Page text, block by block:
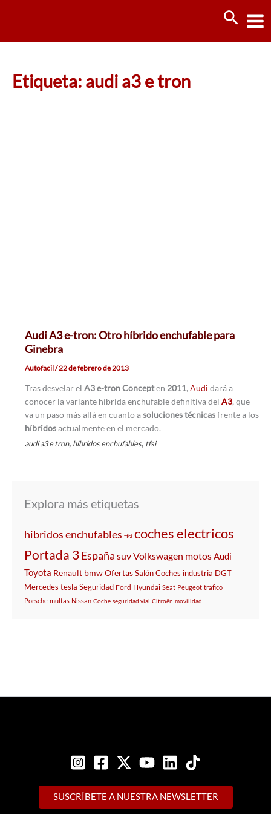
Etiqueta: audi a3 e tron
Audi A3 e-tron: Otro híbrido enchufable para
Ginebra
Autofacil/22 de febrero de 2013
Tras desvelar el A3 e-tron Concepten 2011, Audi dará a
conocer la variante híbrida enchufable definitiva del A3, que
va un paso más allá en cuanto asoluciones técnicasfrente a los
híbridosactualmente en el mercado.
audi a3 e tron, hibridos enchufables, tfsi
Explora más etiquetas
hibridos enchufables tfsi coches electricos
Portada 3España suvVolkswagen motosAudi
Toyota Renault bmwOfertasSalónCoches industria DGT
Mercedes tesla Seguridad Ford Hyundai Seat Peugeot trafico
Porsche multas Nissan Coche seguridad vial Citroën movilidad
SUSCRÍBETE A NUESTRA NEWSLETTER